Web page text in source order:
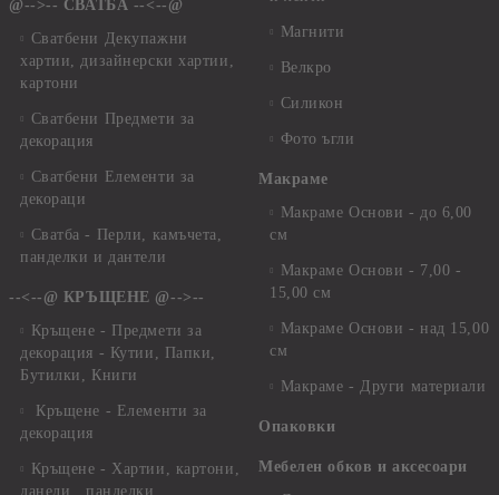
@-->-- СВАТБА --<--@
Сватбени Декупажни
хартии, дизайнерски хартии,
картони
Сватбени Предмети за
декорация
Сватбени Елементи за
декораци
Сватба - Перли, камъчета,
панделки и дантели
--<--@ КРЪЩЕНЕ @-->--
Кръщене - Предмети за
декорация - Кутии, Папки,
Бутилки, Книги
Кръщене - Елементи за
декорация
Кръщене - Хартии, картони,
данели , панделки
Магнити
Велкро
Силикон
Фото ъгли
Макраме
Макраме Основи - до 6,00
см
Макраме Основи - 7,00 -
15,00 см
Макраме Основи - над 15,00
см
Макраме - Други материали
Опаковки
Мебелен обков и аксесоари